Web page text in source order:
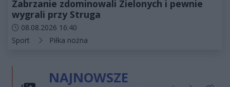
Zabrzanie zdominowali Zielonych i pewnie
wygrali przy Struga
Data dodania artykułu:
08.08.2026 16:40
Kategorie artykułu:
Sport Piłka nożna
NAJNOWSZE